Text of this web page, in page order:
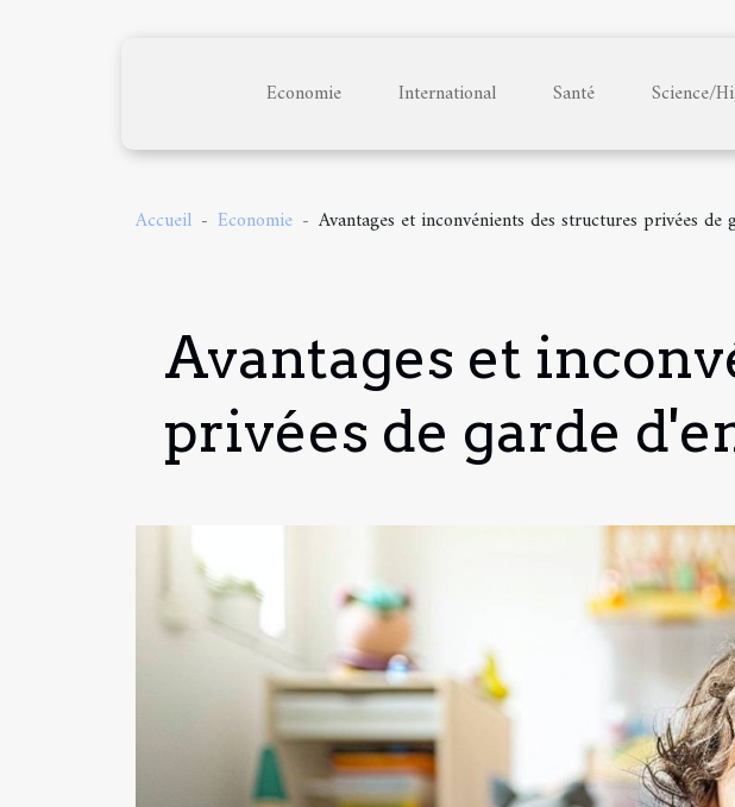
Economie International Santé Science/
Accueil Economie Avantages et inconvénients des structures privées de
Avantages et
privées de garde